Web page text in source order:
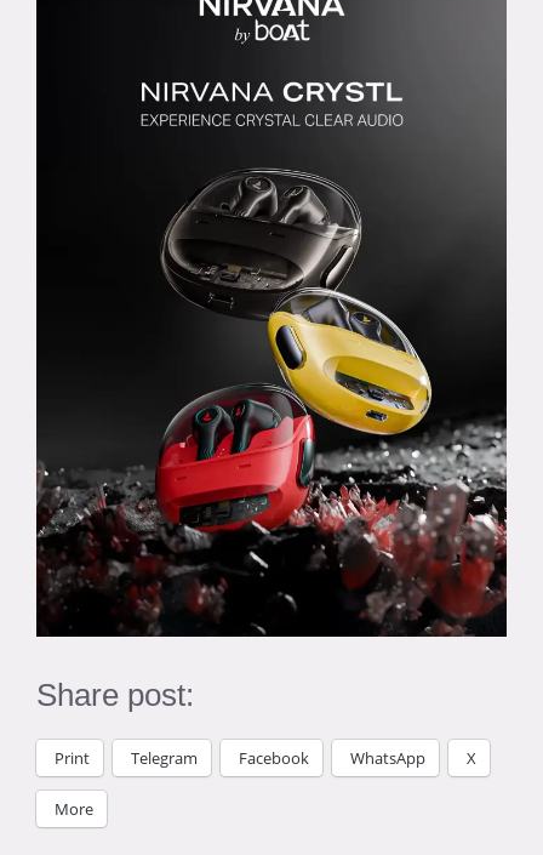
Share post:
Print Telegram Facebook WhatsApp X
More